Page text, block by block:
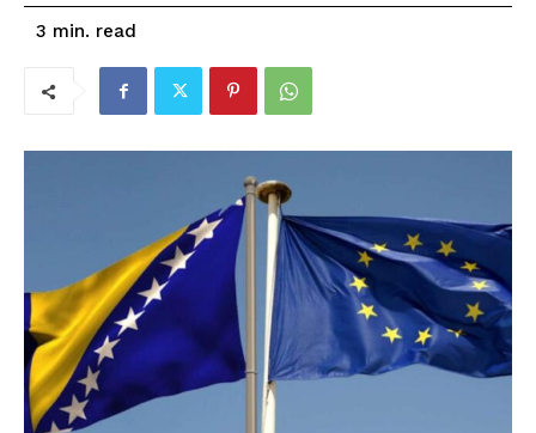
3 min. read